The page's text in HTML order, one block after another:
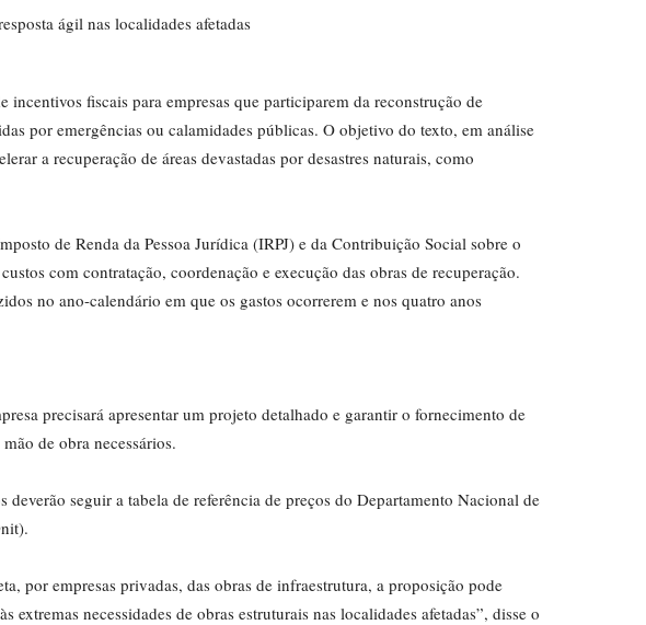
ágil nas localidades afetadas
incentivos fiscais para empresas que participarem da reconstrução de
por emergências ou calamidades públicas. O objetivo do texto, em análise
a recuperação de áreas devastadas por desastres naturais, como
de Renda da Pessoa Jurídica (IRPJ) e da Contribuição Social sobre o
com contratação, coordenação e execução das obras de recuperação.
no ano-calendário em que os gastos ocorrerem e nos quatro anos
precisará apresentar um projeto detalhado e garantir o fornecimento de
de obra necessários.
deverão seguir a tabela de referência de preços do Departamento Nacional de
por empresas privadas, das obras de infraestrutura, a proposição pode
extremas necessidades de obras estruturais nas localidades afetadas”, disse o